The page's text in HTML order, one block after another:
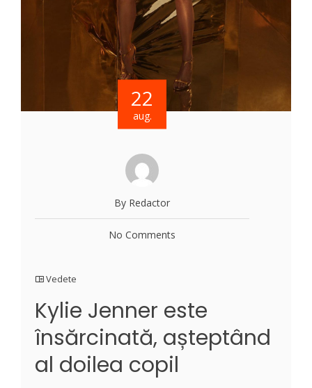
22
aug.
By Redactor
No Comments
Vedete
Kylie Jenner este
însărcinată, așteptând
al doilea copil